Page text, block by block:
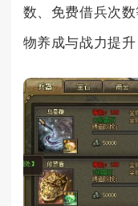
数、免费借兵次
物养成与战力提升